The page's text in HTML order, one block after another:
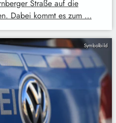
Straße auf die
Dabei kommt es zum …
Symbolbild